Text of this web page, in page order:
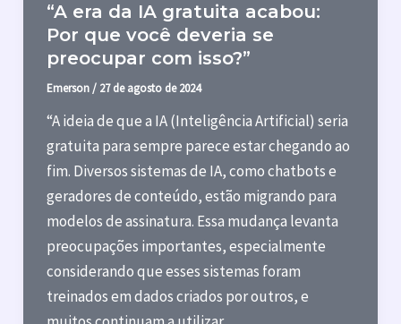
“A era da IA gratuita acabou:
Por que você deveria se
preocupar com isso?”
Emerson/ 27 de agosto de 2024
“A ideia de que a IA (Inteligência Artificial) seria
gratuita para sempre parece estar chegando ao
fim. Diversos sistemas de IA, como chatbots e
geradores de conteúdo, estão migrando para
modelos de assinatura. Essa mudança levanta
preocupações importantes, especialmente
considerando que esses sistemas foram
treinados em dados criados por outros, e